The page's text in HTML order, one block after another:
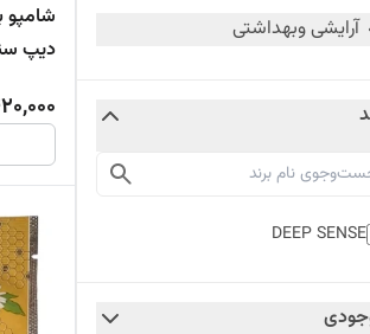
آرایشی وبهداشتی
DEEP SENSE
شامپو
دیپ